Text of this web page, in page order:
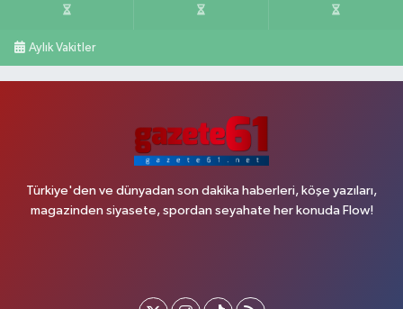
Aylık Vakitler
Türkiye'den ve dünyadan son dakika haberleri, köşe yazıları,
magazinden siyasete, spordan seyahate her konuda Flow!